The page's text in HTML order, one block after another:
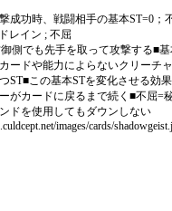
成功時、戦闘相手の基本ST=0；
レイン ; 不屈
側でも先手を取って攻撃する■基
ードや能力によらないクリーチ
ST■この基本STを変化させる効
がカードに戻るまで続く■不屈=
ドを使用してもダウンしない
images/cards/